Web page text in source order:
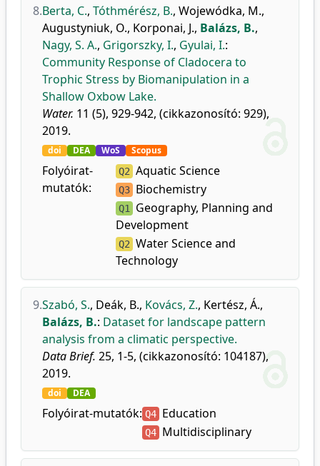
8.Berta, C., Tóthmérész, B., Wojewódka, M.,
Augustyniuk, O., Korponai, J., Balázs, B.,
Nagy, S. A., Grigorszky, I., Gyulai, I.:
Community Response of Cladocera to
Trophic Stress by Biomanipulation in a
Shallow Oxbow Lake.
Water. 11 (5), 929-942, (cikkazonosító: 929),
2019.
doi DEA WoS Scopus
Folyóirat-
mutatók:
Q2 Aquatic Science
Q3 Biochemistry
Q1
Geography, Planning and
Development
Q2 Water Science and
Technology
9.Szabó, S., Deák, B., Kovács, Z., Kertész, Á.,
Balázs, B.: Dataset for landscape pattern
analysis from a climatic perspective.
Data Brief. 25, 1-5, (cikkazonosító: 104187),
2019.
doi DEA
Folyóirat-mutatók: Q4 Education
Q4 Multidisciplinary